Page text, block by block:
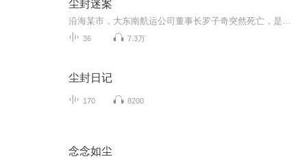
尘封迷案
36 7.3万
尘封日记
170 8200
念念如尘